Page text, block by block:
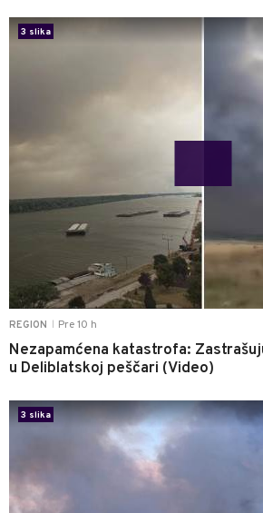
REGION Pre 10 h
Nezapamćena katastrofa:
u Deliblatskoj peščari (Video)
3 slika
3 slika